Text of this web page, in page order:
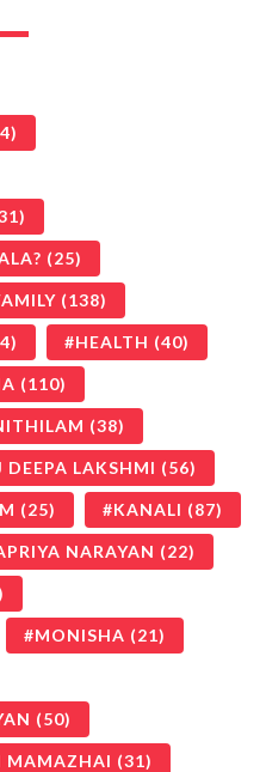
(25)
(138)
HEALTH (40)
(110)
(38)
DEEPA LAKSHMI (56)
(25) KANALI (87)
NARAYAN (22)
MONISHA (21)
(50)
MAMAZHAI (31)